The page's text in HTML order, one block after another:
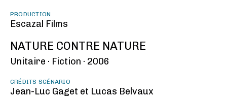
PRODUCTION
Escazal Films
NATURE CONTRE NATURE
Unitaire · Fiction · 2006
CRÉDITS SCÉNARIO
Jean-Luc Gaget et Lucas Belvaux